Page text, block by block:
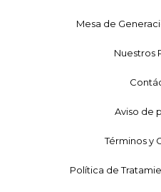
Mesa de
Nuestros
Aviso de
Términos y
Política de